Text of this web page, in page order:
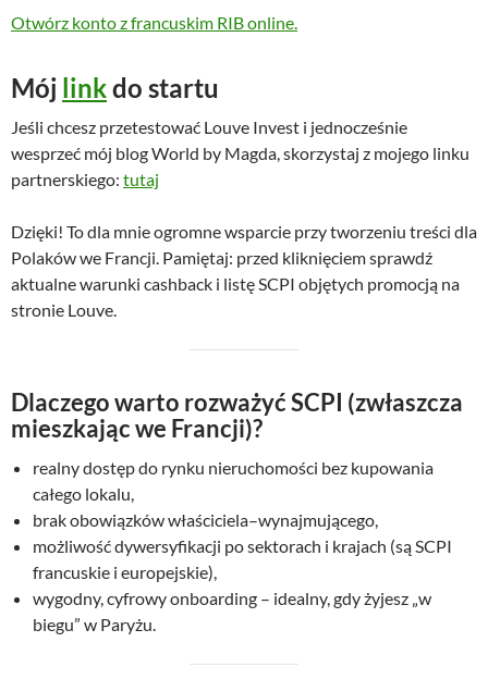
Otwórz konto z francuskim RIB online.
Mój linkdo startu
Jeśli chcesz przetestować Louve Invest i jednocześnie
wesprzeć mój blog World by Magda, skorzystaj z mojego linku
partnerskiego: tutaj
Dzięki! To dla mnie ogromne wsparcie przy tworzeniu treści dla
Polaków we Francji. Pamiętaj: przed kliknięciem sprawdź
aktualne warunki cashback i listę SCPI objętych promocją na
stronie Louve.
Dlaczego warto rozważyć SCPI (zwłaszcza
mieszkając we Francji)?
realny dostęp do rynku nieruchomości bez kupowania
całego lokalu,
brak obowiązków właściciela–wynajmującego,
możliwość dywersyfikacji po sektorach i krajach (są SCPI
francuskie i europejskie),
wygodny, cyfrowy onboarding – idealny, gdy żyjesz „w
biegu” w Paryżu.